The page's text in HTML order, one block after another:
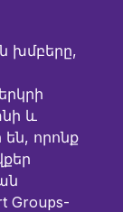
խմբերը,
և
որոնք
Groups-